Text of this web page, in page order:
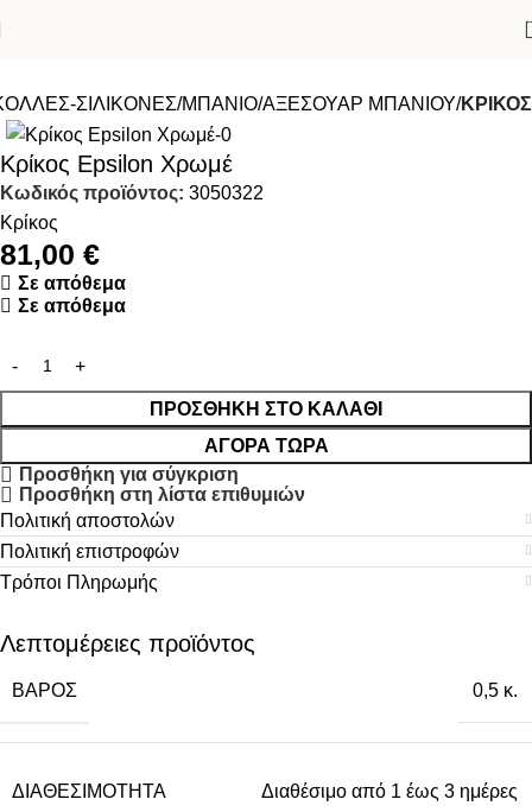
ΣΙΛΙΚΟΝΕΣ ΜΠΑΝΙΟ ΑΞΕΣΟΥΑΡ ΜΠΑΝΙΟΥ ΚΡΙΚΟΣ
Κρίκος Epsilon Χρωμέ
Κωδικός προϊόντος: 3050322
Κρίκος
81,00 €
Σε απόθεμα
Σε απόθεμα
ΠΡΟΣΘΉΚΗ ΣΤΟ ΚΑΛΆΘΙ
ΑΓΟΡΆ ΤΏΡΑ
Προσθήκη για σύγκριση
Προσθήκη στη λίστα επιθυμιών
Πολιτική αποστολών
Πολιτική επιστροφών
Τρόποι Πληρωμής
Λεπτομέρειες προϊόντος
ΒΆΡΟΣ 0,5 κ.
ΔΙΑΘΕΣΙΜΌΤΗΤΑ Διαθέσιμο από 1 έως 3 ημέρες